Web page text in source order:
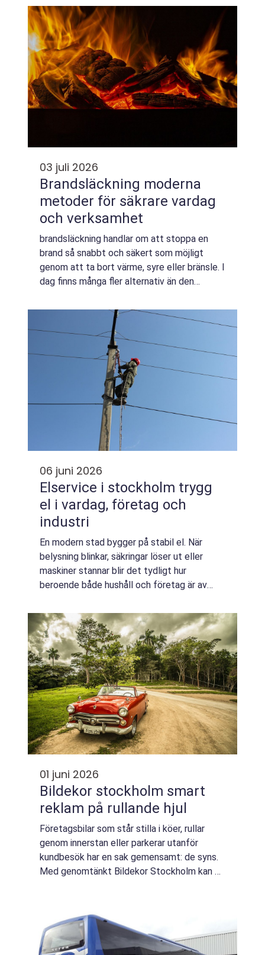
verksamheter och ger ofta en mer kost...
03 juli 2026
Brandsläckning moderna
metoder för säkrare vardag
och verksamhet
brandsläckning handlar om att stoppa en
brand så snabbt och säkert som möjligt
genom att ta bort värme, syre eller bränsle. I
dag finns många fler alternativ än den
Teknikutvecklingen har gjort det möjligt att
06 juni 2026
Elservice i stockholm trygg
el i vardag, företag och
industri
En modern stad bygger på stabil el. När
belysning blinkar, säkringar löser ut eller
maskiner stannar blir det tydligt hur
beroende både hushåll och företag är av
elservice stockholm handlar därför inte bara
om att l...
01 juni 2026
Bildekor stockholm smart
reklam på rullande hjul
Företagsbilar som står stilla i köer, rullar
genom innerstan eller parkerar utanför
kundbesök har en sak gemensamt: de syns.
Med genomtänkt Bildekor Stockholm kan en